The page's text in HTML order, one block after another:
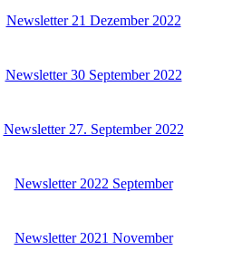
News­let­ter 21 Dezem­ber 2022
News­let­ter 30 Sep­tem­ber 2022
News­let­ter 27. Sep­tem­ber 2022
News­let­ter 2022 September
News­let­ter 2021 November